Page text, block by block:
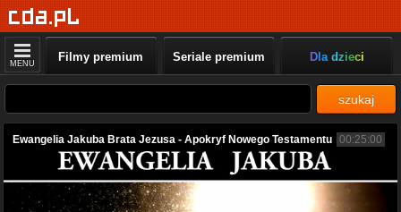
MENU Filmy premium Seriale premium Dla dzieci
szukaj
Ewangelia Jakuba Brata Jezusa - Apokryf Nowego Testamentu 00:25:00